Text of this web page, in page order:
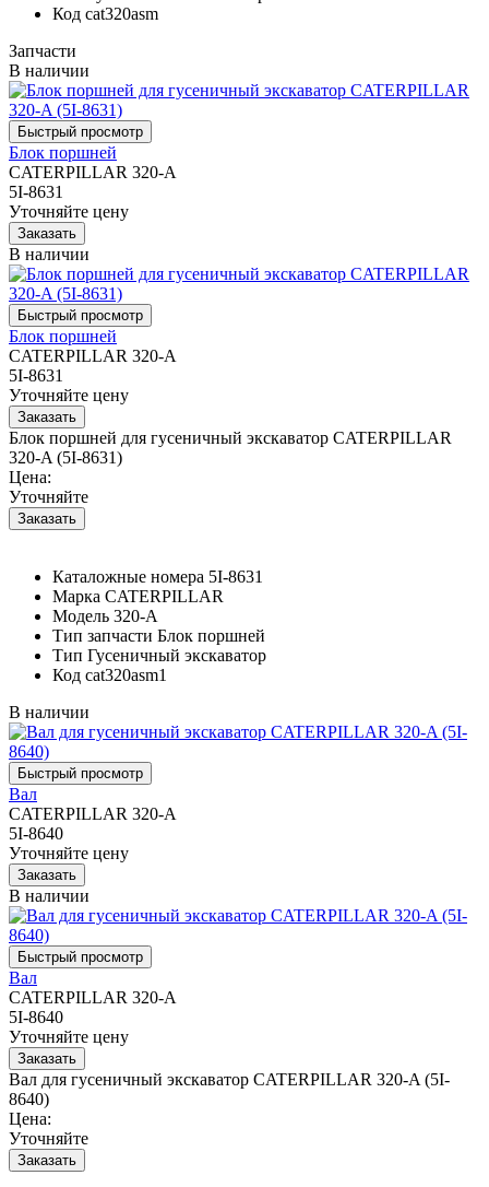
Код cat320asm
Запчасти
В наличии
Блок поршней
CATERPILLAR 320-A
5I-8631
Уточняйте цену
В наличии
Блок поршней
CATERPILLAR 320-A
5I-8631
Уточняйте цену
Блок поршней для гусеничный экскаватор CATERPILLAR
320-A (5I-8631)
Цена:
Уточняйте
Каталожные номера 5I-8631
Марка CATERPILLAR
Модель 320-A
Тип запчасти Блок поршней
Тип Гусеничный экскаватор
Код cat320asm1
В наличии
Вал
CATERPILLAR 320-A
5I-8640
Уточняйте цену
В наличии
Вал
CATERPILLAR 320-A
5I-8640
Уточняйте цену
Вал для гусеничный экскаватор CATERPILLAR 320-A (5I-
8640)
Цена:
Уточняйте